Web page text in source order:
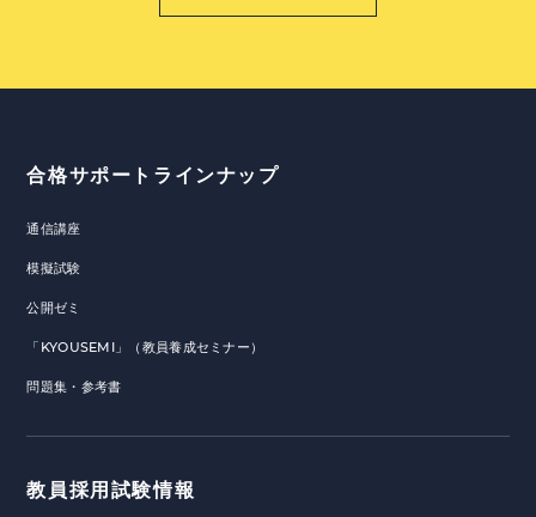
合格サポートラインナップ
通信講座
模擬試験
公開ゼミ
「KYOUSEMI」（教員養成セミナー）
問題集・参考書
教員採用試験情報